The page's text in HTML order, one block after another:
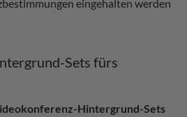
eingehalten werden
Sets fürs
Hintergrund-Sets